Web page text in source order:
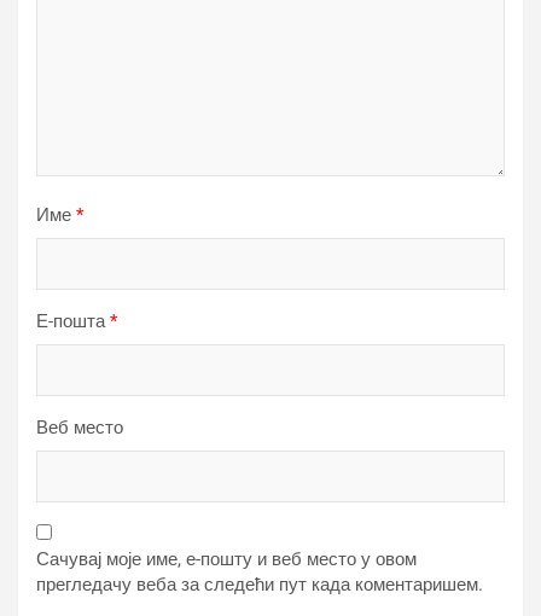
Име *
Е-пошта*
Веб место
Сачувај моје име, е-пошту и веб место у овом
прегледачу веба за следећи пут када коментаришем.